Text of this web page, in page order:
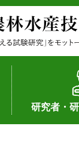
研究者・
研究者の紹介
シーズ研究
産学官連携
知的財産の
知的財産の
研究員の受入
研究活動不
公的研究資